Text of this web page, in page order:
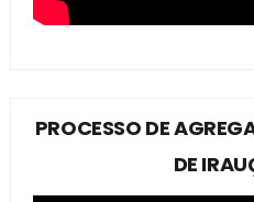
PROCESSO DE
DE